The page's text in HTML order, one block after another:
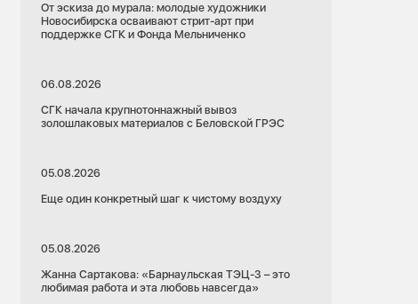
От эскиза до мурала: молодые художники
Новосибирска осваивают стрит-арт при
поддержке СГК и Фонда Мельниченко
06.08.2026
СГК начала крупнотоннажный вывоз
золошлаковых материалов с Беловской ГРЭС
05.08.2026
Еще один конкретный шаг к чистому воздуху
05.08.2026
Жанна Сартакова: «Барнаульская ТЭЦ-3 – это
любимая работа и эта любовь навсегда»